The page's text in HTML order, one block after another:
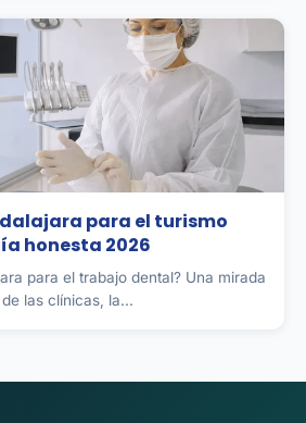
para el turismo
honesta 2026
para el trabajo dental? Una mirada
las clínicas, la...